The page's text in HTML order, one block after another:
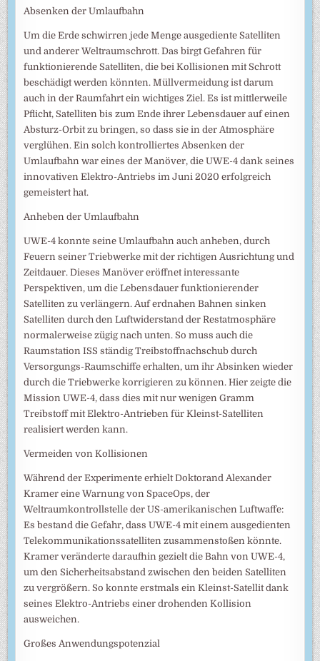
Absenken der Umlaufbahn
Um die Erde schwirren jede Menge ausgediente Satelliten
und anderer Weltraumschrott. Das birgt Gefahren für
funktionierende Satelliten, die bei Kollisionen mit Schrott
beschädigt werden könnten. Müllvermeidung ist darum
auch in der Raumfahrt ein wichtiges Ziel. Es ist mittlerweile
Pflicht, Satelliten bis zum Ende ihrer Lebensdauer auf einen
Absturz-Orbit zu bringen, so dass sie in der Atmosphäre
verglühen. Ein solch kontrolliertes Absenken der
Umlaufbahn war eines der Manöver, die UWE-4 dank seines
innovativen Elektro-Antriebs im Juni 2020 erfolgreich
gemeistert hat.
Anheben der Umlaufbahn
UWE-4 konnte seine Umlaufbahn auch anheben, durch
Feuern seiner Triebwerke mit der richtigen Ausrichtung und
Zeitdauer. Dieses Manöver eröffnet interessante
Perspektiven, um die Lebensdauer funktionierender
Satelliten zu verlängern. Auf erdnahen Bahnen sinken
Satelliten durch den Luftwiderstand der Restatmosphäre
normalerweise zügig nach unten. So muss auch die
Raumstation ISS ständig Treibstoffnachschub durch
Versorgungs-Raumschiffe erhalten, um ihr Absinken wieder
durch die Triebwerke korrigieren zu können. Hier zeigte die
Mission UWE-4, dass dies mit nur wenigen Gramm
Treibstoff mit Elektro-Antrieben für Kleinst-Satelliten
realisiert werden kann.
Vermeiden von Kollisionen
Während der Experimente erhielt Doktorand Alexander
Kramer eine Warnung von SpaceOps, der
Weltraumkontrollstelle der US-amerikanischen Luftwaffe:
Es bestand die Gefahr, dass UWE-4 mit einem ausgedienten
Telekommunikationssatelliten zusammenstoßen könnte.
Kramer veränderte daraufhin gezielt die Bahn von UWE-4,
um den Sicherheitsabstand zwischen den beiden Satelliten
zu vergrößern. So konnte erstmals ein Kleinst-Satellit dank
seines Elektro-Antriebs einer drohenden Kollision
ausweichen.
Großes Anwendungspotenzial